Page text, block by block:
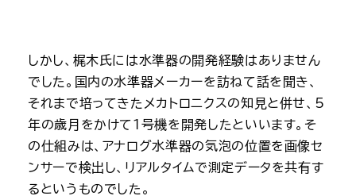
しかし、梶木氏には水準器の開発経験はありません
でした。国内の水準器メーカーを訪ねて話を聞き、
それまで培ってきたメカトロニクスの知見と併せ、5
年の歳月をかけて1号機を開発したといいます。そ
の仕組みは、アナログ水準器の気泡の位置を画像セ
ンサーで検出し、リアルタイムで測定データを共有す
るというものでした。